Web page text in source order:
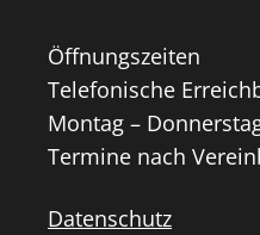
Öffnungszeiten
Telefonische
Montag –
Termine nach
Datenschutz